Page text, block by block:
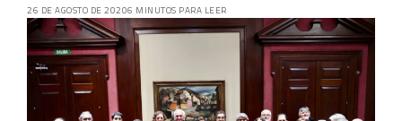
26 DE AGOSTO DE 20206 MINUTOS PARA LEER